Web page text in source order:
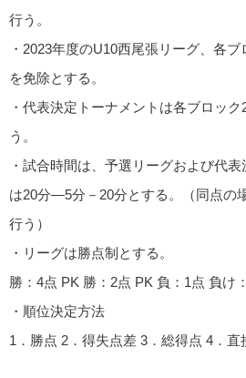
行う。
・2023年度のU10西尾張リーグ、各
を免除とする。
・代表決定トーナメントは各ブロッ
う。
・試合時間は、予選リーグおよび代
は20分―5分－20分とする。（同点の
行う）
・リーグは勝点制とする。
勝：4点 PK 勝：2点 PK 負：1点 負け
・順位決定方法
1．勝点 2．得失点差 3．総得点 4．